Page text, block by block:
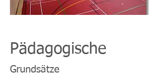
Pädagogische
Grundsätze